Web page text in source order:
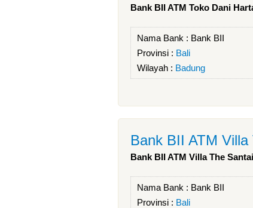
Bank BII ATM Toko Dani
Nama Bank : Bank BII
Provinsi : Bali
Wilayah : Badung
Bank BII ATM
Bank BII ATM Villa The
Nama Bank : Bank BII
Provinsi : Bali